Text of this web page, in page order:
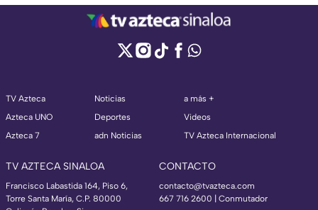
TV Azteca
Azteca UNO
Azteca 7
Noticias
Deportes
adn Noticias
a más +
Videos
TV Azteca Internacional
TV AZTECA SINALOA
Francisco Labastida 164, Piso 6,
Torre Santa María, C.P. 80000
CONTACTO
contacto@tvazteca.com
667 716 2600 | Conmutador